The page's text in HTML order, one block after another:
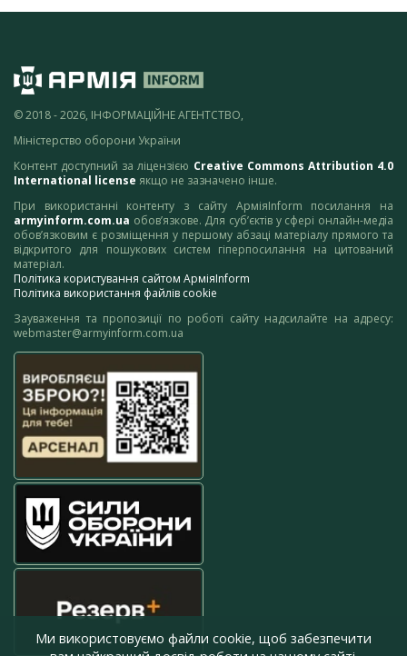
© 2018 - 2026, ІНФОРМАЦІЙНЕ АГЕНТСТВО,
Міністерство оборони України
Контент доступний за ліцензією Creative Commons Attribution 4.0
International license якщо не зазначено інше.
При використанні контенту з сайту АрміяInform посилання на
armyinform.com.ua обов’язкове. Для суб’єктів у сфері онлайн-медіа
обов’язковим є розміщення у першому абзаці матеріалу прямого та
відкритого для пошукових систем гіперпосилання на цитований
матеріал.
Політика користування сайтом АрміяInform
Політика використання файлів cookie
Зауваження та пропозиції по роботі сайту надсилайте на адресу:
webmaster@armyinform.com.ua
Ми використовуємо файли cookie, щоб забезпечити